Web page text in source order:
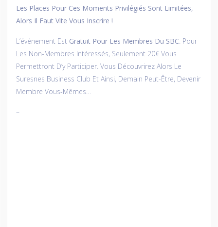
Les Places Pour Ces Moments Privilégiés Sont Limitées,
Alors Il Faut Vite Vous Inscrire !
L’événement Est Gratuit Pour Les Membres Du SBC. Pour
Les Non-Membres Intéressés, Seulement 20€ Vous
Permettront D’y Participer. Vous Découvrirez Alors Le
Suresnes Business Club Et Ainsi, Demain Peut-Être, Devenir
Membre Vous-Mêmes…
–